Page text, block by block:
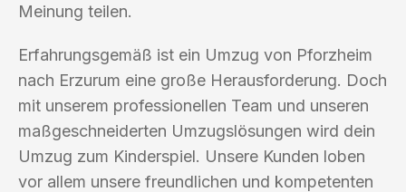
Meinung teilen.
Erfahrungsgemäß ist ein Umzug von Pforzheim
nach Erzurum eine große Herausforderung. Doch
mit unserem professionellen Team und unseren
maßgeschneiderten Umzugslösungen wird dein
Umzug zum Kinderspiel. Unsere Kunden loben
vor allem unsere freundlichen und kompetenten